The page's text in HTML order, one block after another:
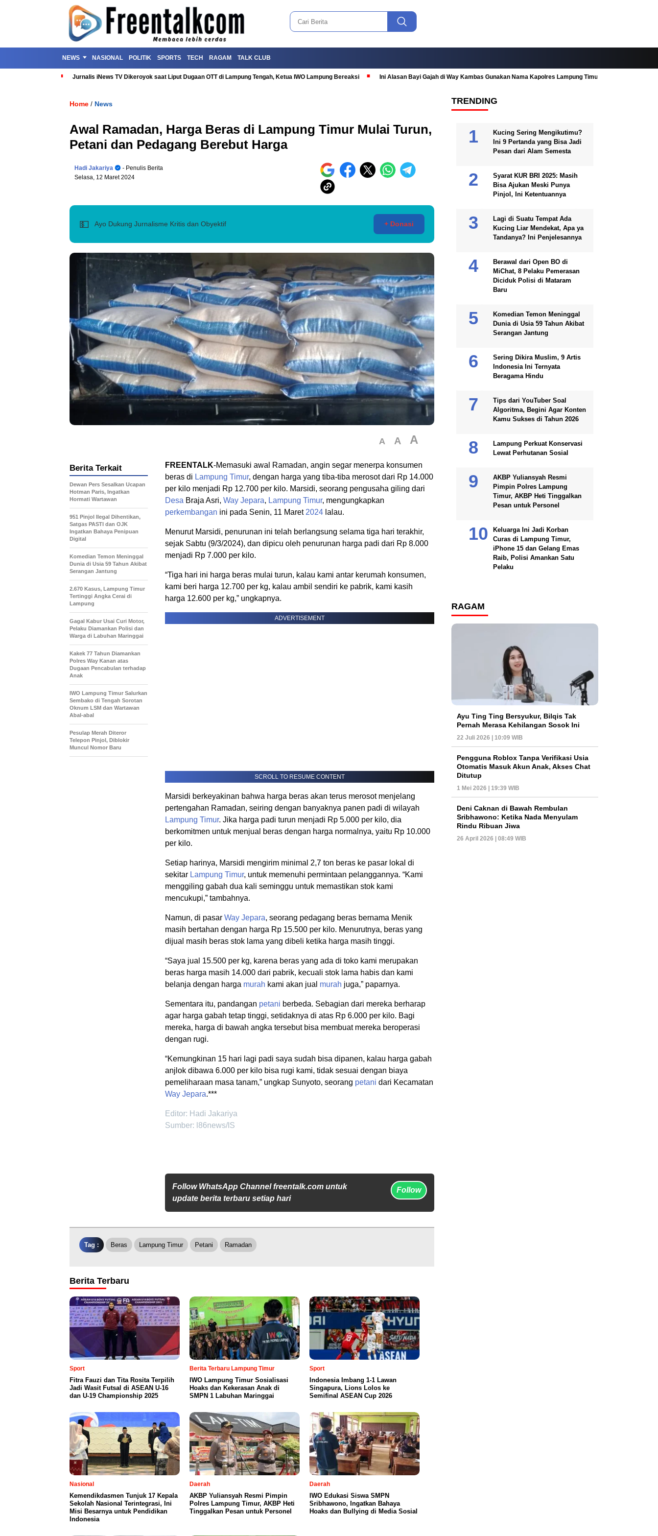
NEWS NASIONAL POLITIK SPORTS TECH RAGAM TALK CLUB
Jurnalis iNews TV Dikeroyok saat Liput Dugaan OTT di Lampung Tengah, Ketua IWO Lampung Bereaksi Ini Alasan Bayi Gajah di Way Kambas Gunakan Nama Kapolres Lampung Timur
Home / News
Awal Ramadan, Harga Beras di Lampung Timur Mulai Turun,
Petani dan Pedagang Berebut Harga
Hadi Jakariya
- Penulis Berita
Selasa, 12 Maret 2024
💵 Ayo Dukung Jurnalisme Kritis dan Obyektif + Donasi
A A A
FREENTALK-Memasuki awal Ramadan, angin segar menerpa konsumen
beras di Lampung Timur, dengan harga yang tiba-tiba merosot dari Rp 14.000
per kilo menjadi Rp 12.700 per kilo. Marsidi, seorang pengusaha giling dari
Desa Braja Asri, Way Jepara, Lampung Timur, mengungkapkan
perkembangan ini pada Senin, 11 Maret 2024 lalau.
Menurut Marsidi, penurunan ini telah berlangsung selama tiga hari terakhir,
sejak Sabtu (9/3/2024), dan dipicu oleh penurunan harga padi dari Rp 8.000
menjadi Rp 7.000 per kilo.
“Tiga hari ini harga beras mulai turun, kalau kami antar kerumah konsumen,
kami beri harga 12.700 per kg, kalau ambil sendiri ke pabrik, kami kasih
harga 12.600 per kg,” ungkapnya.
ADVERTISEMENT
SCROLL TO RESUME CONTENT
Marsidi berkeyakinan bahwa harga beras akan terus merosot menjelang
pertengahan Ramadan, seiring dengan banyaknya panen padi di wilayah
Lampung Timur. Jika harga padi turun menjadi Rp 5.000 per kilo, dia
berkomitmen untuk menjual beras dengan harga normalnya, yaitu Rp 10.000
per kilo.
Setiap harinya, Marsidi mengirim minimal 2,7 ton beras ke pasar lokal di
sekitar Lampung Timur, untuk memenuhi permintaan pelanggannya. “Kami
menggiling gabah dua kali seminggu untuk memastikan stok kami
mencukupi,” tambahnya.
Namun, di pasar Way Jepara, seorang pedagang beras bernama Menik
masih bertahan dengan harga Rp 15.500 per kilo. Menurutnya, beras yang
dijual masih beras stok lama yang dibeli ketika harga masih tinggi.
“Saya jual 15.500 per kg, karena beras yang ada di toko kami merupakan
beras harga masih 14.000 dari pabrik, kecuali stok lama habis dan kami
belanja dengan harga murah kami akan jual murah juga,” paparnya.
Sementara itu, pandangan petani berbeda. Sebagian dari mereka berharap
agar harga gabah tetap tinggi, setidaknya di atas Rp 6.000 per kilo. Bagi
mereka, harga di bawah angka tersebut bisa membuat mereka beroperasi
dengan rugi.
“Kemungkinan 15 hari lagi padi saya sudah bisa dipanen, kalau harga gabah
anjlok dibawa 6.000 per kilo bisa rugi kami, tidak sesuai dengan biaya
pemeliharaan masa tanam,” ungkap Sunyoto, seorang petani dari Kecamatan
Way Jepara.***
Editor: Hadi Jakariya
Sumber: l86news/IS
Follow WhatsApp Channel freentalk.com untuk
update berita terbaru setiap hari
Follow
Berita Terkait
Dewan Pers Sesalkan Ucapan
Hotman Paris, Ingatkan
Hormati Wartawan
951 Pinjol Ilegal Dihentikan,
Satgas PASTI dan OJK
Ingatkan Bahaya Penipuan
Digital
Komedian Temon Meninggal
Dunia di Usia 59 Tahun Akibat
Serangan Jantung
2.670 Kasus, Lampung Timur
Tertinggi Angka Cerai di
Lampung
Gagal Kabur Usai Curi Motor,
Pelaku Diamankan Polisi dan
Warga di Labuhan Maringgai
Kakek 77 Tahun Diamankan
Polres Way Kanan atas
Dugaan Pencabulan terhadap
Anak
IWO Lampung Timur Salurkan
Sembako di Tengah Sorotan
Oknum LSM dan Wartawan
Abal-abal
Pesulap Merah Diteror
Telepon Pinjol, Diblokir
Muncul Nomor Baru
Tag : Beras Lampung Timur Petani Ramadan
Berita Terbaru
Sport
Fitra Fauzi dan Tita Rosita Terpilih
Jadi Wasit Futsal di ASEAN U-16
dan U-19 Championship 2025
Berita Terbaru Lampung Timur
IWO Lampung Timur Sosialisasi
Hoaks dan Kekerasan Anak di
SMPN 1 Labuhan Maringgai
Sport
Indonesia Imbang 1-1 Lawan
Singapura, Lions Lolos ke
Semifinal ASEAN Cup 2026
Nasional
Kemendikdasmen Tunjuk 17 Kepala
Sekolah Nasional Terintegrasi, Ini
Misi Besarnya untuk Pendidikan
Indonesia
Daerah
AKBP Yuliansyah Resmi Pimpin
Polres Lampung Timur, AKBP Heti
Tinggalkan Pesan untuk Personel
Daerah
IWO Edukasi Siswa SMPN
Sribhawono, Ingatkan Bahaya
Hoaks dan Bullying di Media Sosial
TRENDING
Kucing Sering Mengikutimu?
Ini 9 Pertanda yang Bisa Jadi
Pesan dari Alam Semesta
Syarat KUR BRI 2025: Masih
Bisa Ajukan Meski Punya
Pinjol, Ini Ketentuannya
Lagi di Suatu Tempat Ada
Kucing Liar Mendekat, Apa ya
Tandanya? Ini Penjelesannya
Berawal dari Open BO di
MiChat, 8 Pelaku Pemerasan
Diciduk Polisi di Mataram
Baru
Komedian Temon Meninggal
Dunia di Usia 59 Tahun Akibat
Serangan Jantung
Sering Dikira Muslim, 9 Artis
Indonesia Ini Ternyata
Beragama Hindu
Tips dari YouTuber Soal
Algoritma, Begini Agar Konten
Kamu Sukses di Tahun 2026
Lampung Perkuat Konservasi
Lewat Perhutanan Sosial
AKBP Yuliansyah Resmi
Pimpin Polres Lampung
Timur, AKBP Heti Tinggalkan
Pesan untuk Personel
Keluarga Ini Jadi Korban
Curas di Lampung Timur,
iPhone 15 dan Gelang Emas
Raib, Polisi Amankan Satu
Pelaku
RAGAM
Ayu Ting Ting Bersyukur, Bilqis Tak
Pernah Merasa Kehilangan Sosok Ini
22 Juli 2026 | 10:09 WIB
Pengguna Roblox Tanpa Verifikasi Usia
Otomatis Masuk Akun Anak, Akses Chat
Ditutup
1 Mei 2026 | 19:39 WIB
Deni Caknan di Bawah Rembulan
Sribhawono: Ketika Nada Menyulam
Rindu Ribuan Jiwa
26 April 2026 | 08:49 WIB